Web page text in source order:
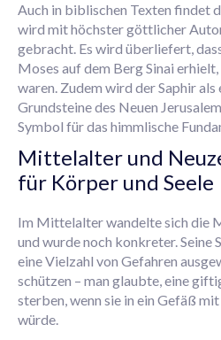
Auch in biblischen Texten findet
wird mit höchster göttlicher
gebracht. Es wird überliefert,
Moses auf dem Berg Sinai
waren. Zudem wird der Saphir
Grundsteine des Neuen
Symbol für das himmlische
Mittelalter und
für Körper und Seele
Im Mittelalter wandelte sich die
und wurde noch konkreter. Seine
eine Vielzahl von Gefahren
schützen – man glaubte, eine
sterben, wenn sie in ein Gefäß
würde.